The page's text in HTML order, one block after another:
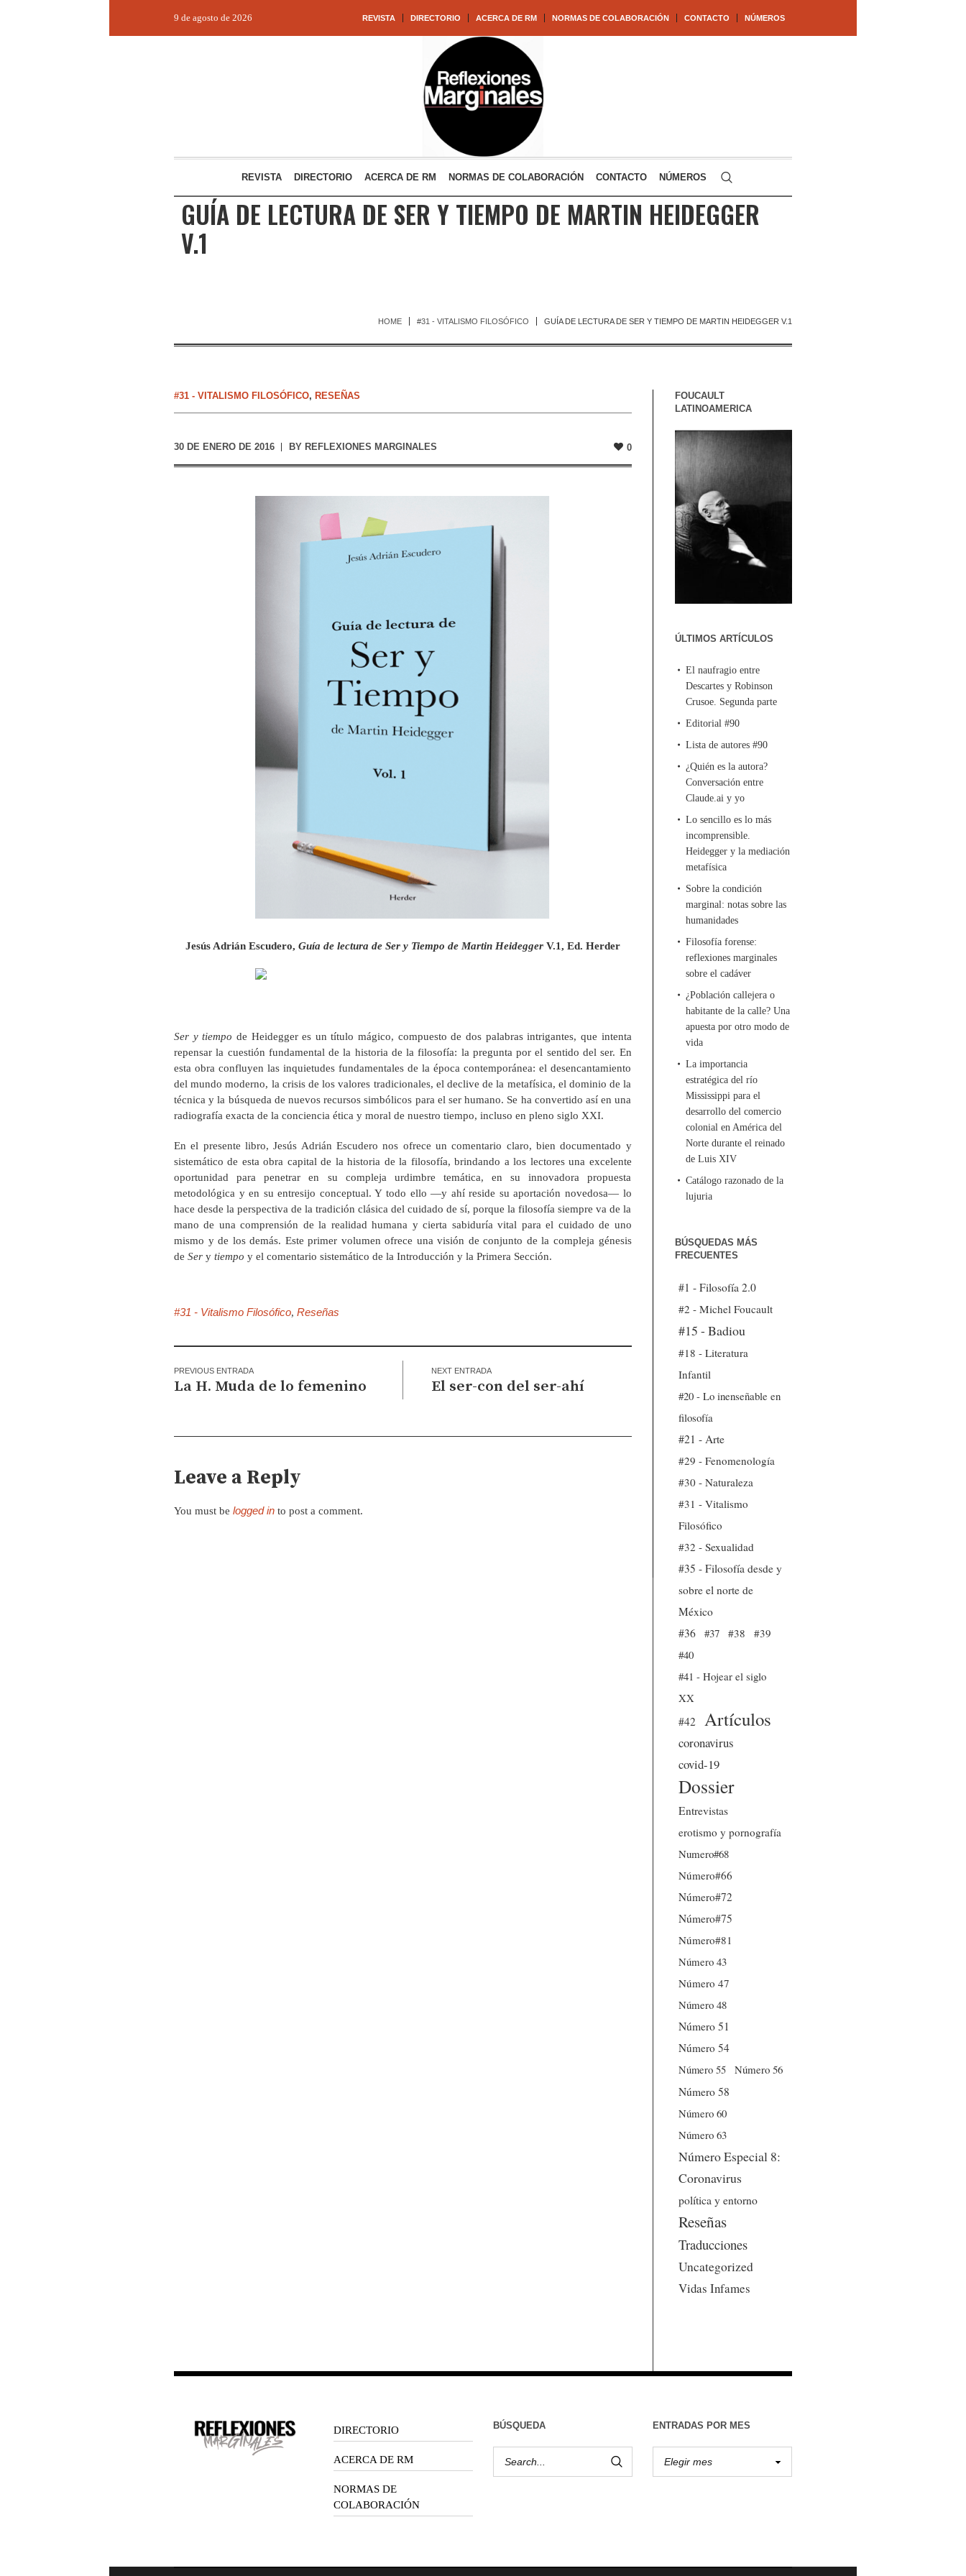
REVISTA DIRECTORIO ACERCA DE RM NORMAS DE COLABORACIÓN CONTACTO NÚMEROS
9 de agosto de 2026
REVISTA DIRECTORIO ACERCA DE RM NORMAS DE COLABORACIÓN CONTACTO NÚMEROS
GUÍA DE LECTURA DE SER Y TIEMPO DE MARTIN HEIDEGGER
V.1
HOME #31 - VITALISMO FILOSÓFICO GUÍA DE LECTURA DE SER Y TIEMPO DE MARTIN HEIDEGGER V.1
#31 - VITALISMO FILOSÓFICO, RESEÑAS
30 DE ENERO DE 2016 BY REFLEXIONES MARGINALES 0
Jesús Adrián Escudero, Guía de lectura de Ser y Tiempo de Martin HeideggerV.1, Ed. Herder
Ser y tiempo de Heidegger es un título mágico, compuesto de dos palabras intrigantes, que intenta
repensar la cuestión fundamental de la historia de la filosofía: la pregunta por el sentido del ser. En
esta obra confluyen las inquietudes fundamentales de la época contemporánea: el desencantamiento
del mundo moderno, la crisis de los valores tradicionales, el declive de la metafísica, el dominio de la
técnica y la búsqueda de nuevos recursos simbólicos para el ser humano. Se ha convertido así en una
radiografía exacta de la conciencia ética y moral de nuestro tiempo, incluso en pleno siglo XXI.
En el presente libro, Jesús Adrián Escudero nos ofrece un comentario claro, bien documentado y
sistemático de esta obra capital de la historia de la filosofía, brindando a los lectores una excelente
oportunidad para penetrar en su compleja urdimbre temática, en su innovadora propuesta
metodológica y en su entresijo conceptual. Y todo ello —y ahí reside su aportación novedosa— lo
hace desde la perspectiva de la tradición clásica del cuidado de sí, porque la filosofía siempre va de la
mano de una comprensión de la realidad humana y cierta sabiduría vital para el cuidado de uno
mismo y de los demás. Este primer volumen ofrece una visión de conjunto de la compleja génesis
de Ser y tiempo y el comentario sistemático de la Introducción y la Primera Sección.
#31 - Vitalismo Filosófico, Reseñas
PREVIOUS ENTRADA
La H. Muda de lo femenino
NEXT ENTRADA
El ser-con del ser-ahí
Leave a Reply
You must be logged in to post a comment.
FOUCAULT
LATINOAMERICA
ÚLTIMOS ARTÍCULOS
El naufragio entre
Descartes y Robinson
Crusoe. Segunda parte
Editorial #90
Lista de autores #90
¿Quién es la autora?
Conversación entre
Claude.ai y yo
Lo sencillo es lo más
incomprensible.
Heidegger y la mediación
metafísica
Sobre la condición
marginal: notas sobre las
humanidades
Filosofía forense:
reflexiones marginales
sobre el cadáver
¿Población callejera o
habitante de la calle? Una
apuesta por otro modo de
vida
La importancia
estratégica del río
Mississippi para el
desarrollo del comercio
colonial en América del
Norte durante el reinado
de Luis XIV
Catálogo razonado de la
lujuria
BÚSQUEDAS MÁS
FRECUENTES
#1 - Filosofía 2.0
#2 - Michel Foucault
#15 - Badiou
#18 - Literatura
Infantil
#20 - Lo inenseñable en
filosofía
#21 - Arte
#29 - Fenomenología
#30 - Naturaleza
#31 - Vitalismo
Filosófico
#32 - Sexualidad
#35 - Filosofía desde y
sobre el norte de
México
#36
#37 #38
#39
#40
#41 - Hojear el siglo
XX
#42
Artículos
coronavirus
covid-19
Dossier
Entrevistas
erotismo y pornografía
Numero#68
Número#66
Número#72
Número#75
Número#81
Número 43
Número 47
Número 48
Número 51
Número 54
Número 55
Número 56
Número 58
Número 60
Número 63
Número Especial 8:
Coronavirus
política y entorno
Reseñas
Traducciones
Uncategorized
Vidas Infames
DIRECTORIO
ACERCA DE RM
NORMAS DE
COLABORACIÓN
BÚSQUEDA ENTRADAS POR MES